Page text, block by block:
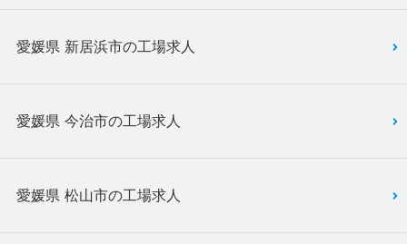
愛媛県 新居浜市の工場求人
愛媛県 今治市の工場求人
愛媛県 松山市の工場求人